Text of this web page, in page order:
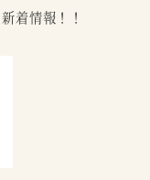
ゴリー
新着情報！！